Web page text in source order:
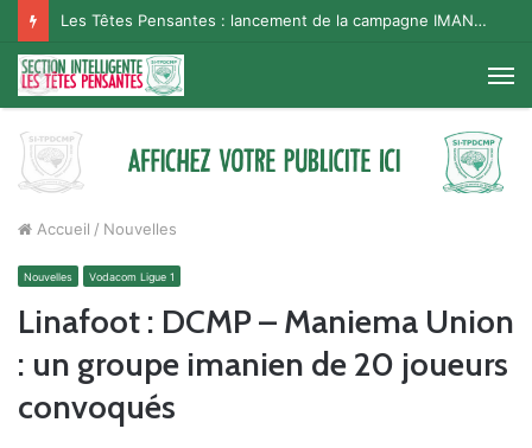
Les Têtes Pensantes : lancement de la campagne IMANA na BISO, Supporter Telema
Accueil / Nouvelles
Nouvelles Vodacom Ligue 1
Linafoot : DCMP – Maniema Union
: un groupe imanien de 20 joueurs
convoqués